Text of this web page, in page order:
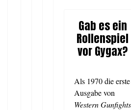
Gab es ein
Rollenspiel
vor Gygax?
Als 1970 die erste
Ausgabe von
Western Gunfights